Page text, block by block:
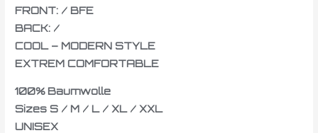
FRONT: / BFE
BACK: /
COOL – MODERN STYLE
EXTREM COMFORTABLE
100% Baumwolle
Sizes S / M / L / XL / XXL
UNISEX